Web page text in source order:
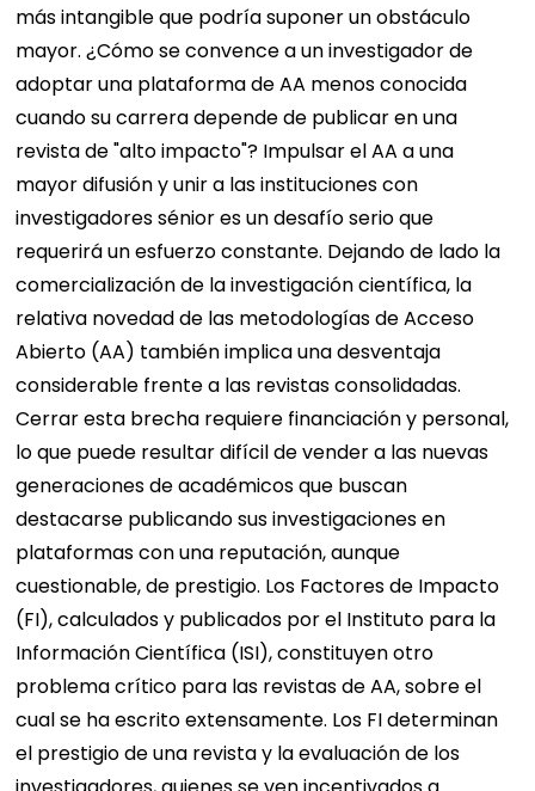
más intangible que podría suponer un obstáculo
mayor. ¿Cómo se convence a un investigador de
adoptar una plataforma de AA menos conocida
cuando su carrera depende de publicar en una
revista de "alto impacto"? Impulsar el AA a una
mayor difusión y unir a las instituciones con
investigadores sénior es un desafío serio que
requerirá un esfuerzo constante. Dejando de lado la
comercialización de la investigación científica, la
relativa novedad de las metodologías de Acceso
Abierto (AA) también implica una desventaja
considerable frente a las revistas consolidadas.
Cerrar esta brecha requiere financiación y personal,
lo que puede resultar difícil de vender a las nuevas
generaciones de académicos que buscan
destacarse publicando sus investigaciones en
plataformas con una reputación, aunque
cuestionable, de prestigio. Los Factores de Impacto
(FI), calculados y publicados por el Instituto para la
Información Científica (ISI), constituyen otro
problema crítico para las revistas de AA, sobre el
cual se ha escrito extensamente. Los FI determinan
el prestigio de una revista y la evaluación de los